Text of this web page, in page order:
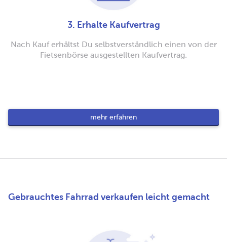
3. Erhalte Kaufvertrag
Nach Kauf erhältst Du selbstverständlich einen von der
Fietsenbörse ausgestellten Kaufvertrag.
mehr erfahren
Gebrauchtes Fahrrad verkaufen leicht gemacht